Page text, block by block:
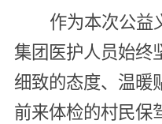
作为本次公益
集团医护人员始终
细致的态度、温暖
前来体检的村民保